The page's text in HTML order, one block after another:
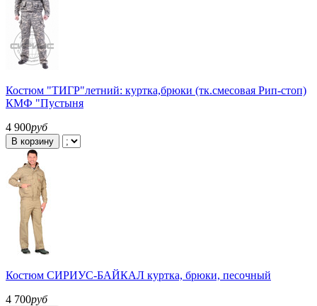
Костюм "ТИГР"летний: куртка,брюки (тк.смесовая Рип-стоп)
КМФ "Пустыня
4 900руб
В корзину
Костюм СИРИУС-БАЙКАЛ куртка, брюки, песочный
4 700руб